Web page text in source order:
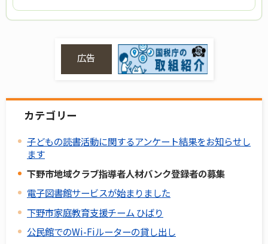
広告
カテゴリー
子どもの読書活動に関するアンケート結果をお知らせし
ます
下野市地域クラブ指導者人材バンク登録者の募集
電子図書館サービスが始まりました
下野市家庭教育支援チーム ひばり
公民館でのWi-Fiルーターの貸し出し